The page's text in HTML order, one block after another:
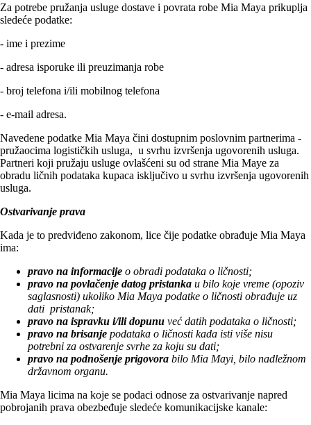
Za potrebe pružanja usluge dostave i povrata robe Mia Maya prikuplja
sledeće podatke:
- ime i prezime
- adresa isporuke ili preuzimanja robe
- broj telefona i/ili mobilnog telefona
- e-mail adresa.
Navedene podatke Mia Maya čini dostupnim poslovnim partnerima -
pružaocima logističkih usluga, u svrhu izvršenja ugovorenih usluga.
Partneri koji pružaju usluge ovlašćeni su od strane Mia Maye za
obradu ličnih podataka kupaca isključivo u svrhu izvršenja ugovorenih
usluga.
Ostvarivanje prava
Kada je to predviđeno zakonom, lice čije podatke obrađuje Mia Maya
ima:
pravo na informacije o obradi podataka o ličnosti;
pravo na povlačenje datog pristanka u bilo koje vreme (opoziv
saglasnosti) ukoliko Mia Maya podatke o ličnosti obrađuje uz
dati pristanak;
pravo na ispravku i/ili dopunu već datih podataka o ličnosti;
pravo na brisanje podataka o ličnosti kada isti više nisu
potrebni za ostvarenje svrhe za koju su dati;
pravo na podnošenje prigovora bilo Mia Mayi, bilo nadležnom
državnom organu.
Mia Maya licima na koje se podaci odnose za ostvarivanje napred
pobrojanih prava obezbeđuje sledeće komunikacijske kanale: